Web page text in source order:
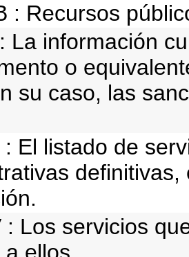
: Recursos
La información
o
su caso, las
: El listado de
: Los servicios